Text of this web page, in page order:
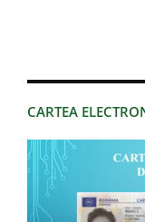
CARTEA